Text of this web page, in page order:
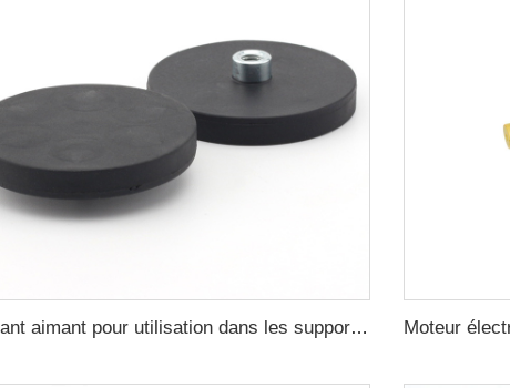
Puissant aimant pour utilisation dans les supports de montage des boîtes lumineuses des taxis aimant revêtu de 22 mm filetage femelle convexe